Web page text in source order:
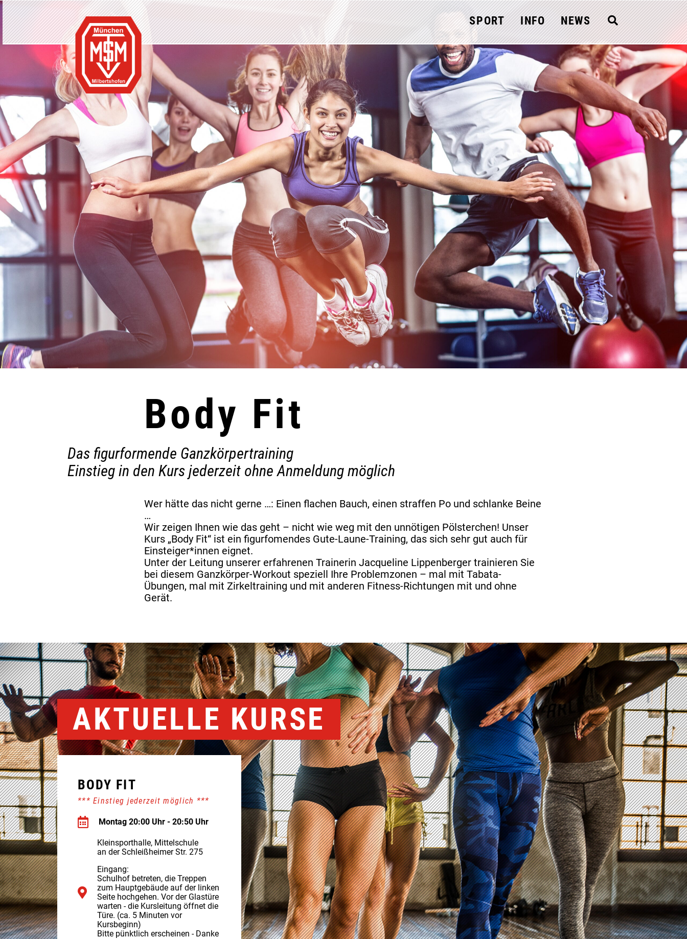
SPORT INFO NEWS
Body Fit
Das figurformende Ganzkörpertraining
Einstieg in den Kurs jederzeit ohne Anmeldung möglich
Wer hätte das nicht gerne …: Einen flachen Bauch, einen straffen Po und schlanke Beine
…
Wir zeigen Ihnen wie das geht – nicht wie weg mit den unnötigen Pölsterchen! Unser
Kurs „Body Fit“ ist ein figurfomendes Gute-Laune-Training, das sich sehr gut auch für
Einsteiger*innen eignet.
Unter der Leitung unserer erfahrenen Trainerin Jacqueline Lippenberger trainieren Sie
bei diesem Ganzkörper-Workout speziell Ihre Problemzonen – mal mit Tabata-
Übungen, mal mit Zirkeltraining und mit anderen Fitness-Richtungen mit und ohne
Gerät.
AKTUELLE KURSE
BODY FIT
*** Einstieg jederzeit möglich ***
Montag 20:00 Uhr - 20:50 Uhr
Kleinsporthalle, Mittelschule
an der Schleißheimer Str. 275
Eingang:
Schulhof betreten, die Treppen
zum Hauptgebäude auf der linken
Seite hochgehen. Vor der Glastüre
warten - die Kursleitung öffnet die
Türe. (ca. 5 Minuten vor
Kursbeginn)
Bitte pünktlich erscheinen - Danke